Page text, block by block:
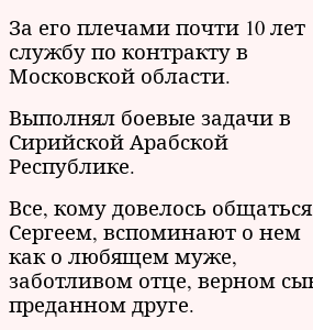
За его плечами почти 10 лет
службу по контракту в
Московской области.
Выполнял боевые задачи в
Сирийской Арабской
Республике.
Все, кому довелось
Сергеем, вспоминают о нем
как о любящем муже,
заботливом отце, верном
преданном друге.